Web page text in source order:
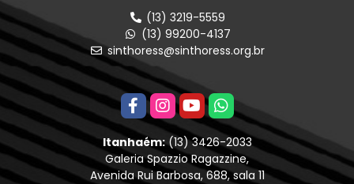
(13) 3219-5559
(13) 99200-4137
sinthoress@sinthoress.org.br
Itanhaém:(13) 3426-2033
Galeria Spazzio Ragazzine,
Avenida Rui Barbosa, 688, sala 11